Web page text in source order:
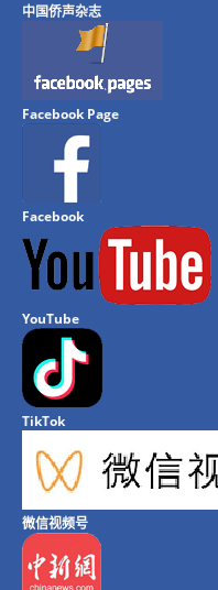
中国侨声杂志
Facebook Page
Facebook
YouTube
TikTok
微信视频号